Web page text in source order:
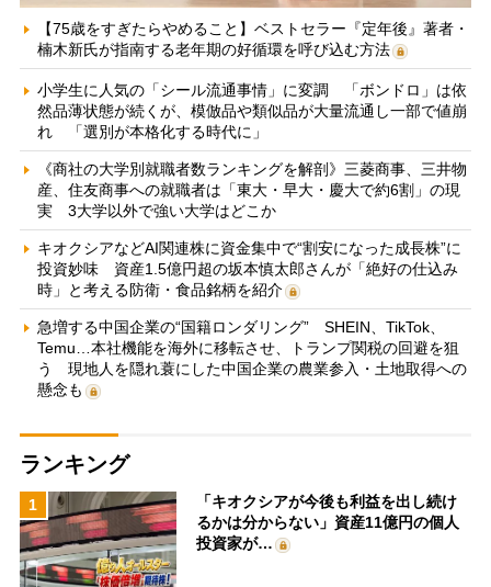
【75歳をすぎたらやめること】ベストセラー『定年後』著者・
楠木新氏が指南する老年期の好循環を呼び込む方法
小学生に人気の「シール流通事情」に変調 「ボンドロ」は依
然品薄状態が続くが、模倣品や類似品が大量流通し一部で値崩
れ 「選別が本格化する時代に」
《商社の大学別就職者数ランキングを解剖》三菱商事、三井物
産、住友商事への就職者は「東大・早大・慶大で約6割」の現
実 3大学以外で強い大学はどこか
キオクシアなどAI関連株に資金集中で“割安になった成長株”に
投資妙味 資産1.5億円超の坂本慎太郎さんが「絶好の仕込み
時」と考える防衛・食品銘柄を紹介
急増する中国企業の“国籍ロンダリング” SHEIN、TikTok、
Temu…本社機能を海外に移転させ、トランプ関税の回避を狙
う 現地人を隠れ蓑にした中国企業の農業参入・土地取得への
懸念も
ランキング
1
「キオクシアが今後も利益を出し続け
るかは分からない」資産11億円の個人
投資家が…